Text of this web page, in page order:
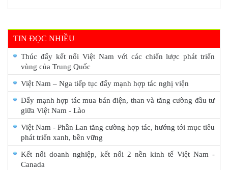
TIN ĐỌC NHIỀU
Thúc đẩy kết nối Việt Nam với các chiến lược phát triển
vùng của Trung Quốc
Việt Nam – Nga tiếp tục đẩy mạnh hợp tác nghị viện
Đẩy mạnh hợp tác mua bán điện, than và tăng cường đầu tư
giữa Việt Nam - Lào
Việt Nam - Phần Lan tăng cường hợp tác, hướng tới mục tiêu
phát triển xanh, bền vững
Kết nối doanh nghiệp, kết nối 2 nền kinh tế Việt Nam -
Canada